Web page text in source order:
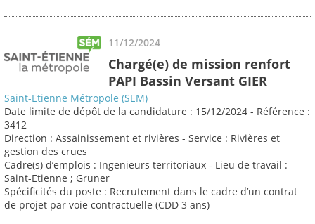
11/12/2024
Chargé(e) de mission renfort
PAPI Bassin Versant GIER
Saint-Etienne Métropole (SEM)
Date limite de dépôt de la candidature : 15/12/2024 - Référence :
3412
Direction : Assainissement et rivières - Service : Rivières et
gestion des crues
Cadre(s) d’emplois : Ingenieurs territoriaux - Lieu de travail :
Saint-Etienne ; Gruner
Spécificités du poste : Recrutement dans le cadre d’un contrat
de projet par voie contractuelle (CDD 3 ans)